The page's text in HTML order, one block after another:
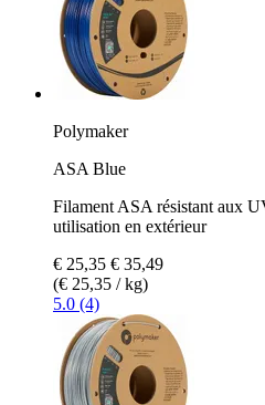
Polymaker
ASA Blue
Filament ASA résistant aux
utilisation en extérieur
€ 25,35 € 35,49
(€ 25,35 / kg)
5.0 (4)